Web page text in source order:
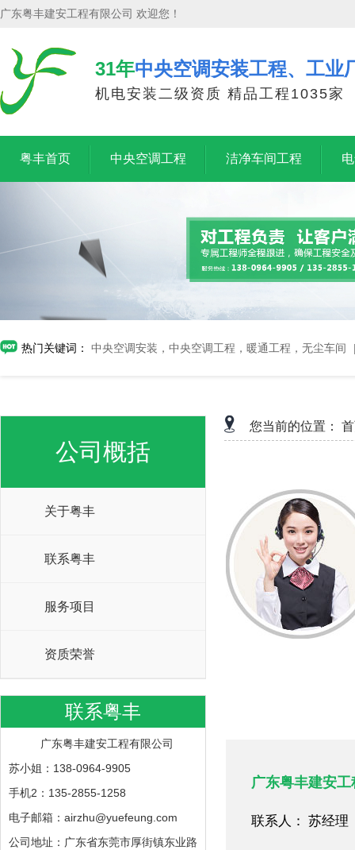
广东粤丰建安工程有限公司 欢迎您！
31年中央空调安装工程、工业
机电安装二级资质 精品工程1035家
粤丰首页 中央空调工程 洁净车间工程
热门关键词： 中央空调安装，中央空调工程，暖通工程，无尘车间
公司概括
关于粤丰
联系粤丰
服务项目
资质荣誉
联系粤丰
广东粤丰建安工程有限公司
苏小姐：138-0964-9905
手机2：135-2855-1258
电子邮箱：airzhu@yuefeung.com
公司地址：广东省东莞市厚街镇东业路
您当前的位置：
广东粤丰建安
联系人： 苏经理